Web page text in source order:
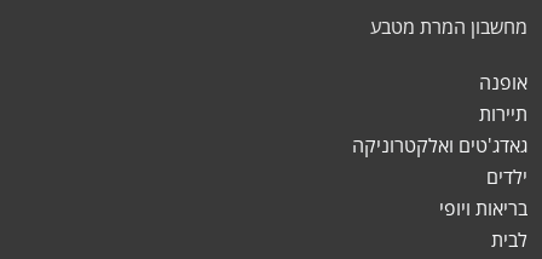
מחשבון המרת מטבע
אופנה
תיירות
גאדג'טים ואלקטרוניקה
ילדים
בריאות ויופי
לבית